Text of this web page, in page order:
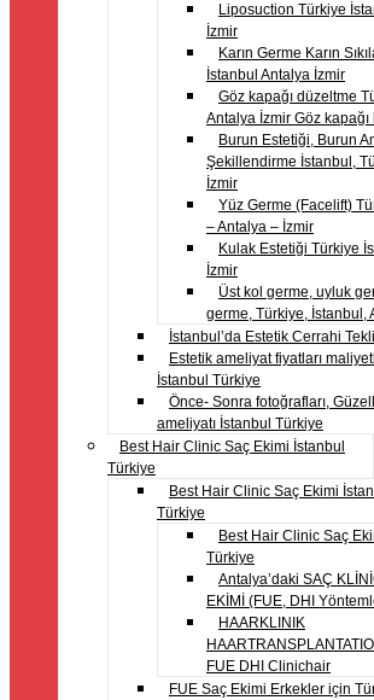
Liposuction Türkiye
İzmir
Karın Germe Karın
İstanbul Antalya İzmir
Göz kapağı düzeltme
Antalya İzmir Göz kapağı
Burun Estetiği, Burun
Şekillendirme İstanbul,
İzmir
Yüz Germe (Facelift)
– Antalya – İzmir
Kulak Estetiği Türkiye
İzmir
Üst kol germe, uyluk
germe, Türkiye, İstanbul,
İstanbul’da Estetik Cerrahi
Estetik ameliyat fiyatları
İstanbul Türkiye
Önce- Sonra fotoğrafları,
ameliyatı İstanbul Türkiye
Best Hair Clinic Saç Ekimi İstanbul
Türkiye
Best Hair Clinic Saç Ekimi
Türkiye
Best Hair Clinic Saç
Türkiye
Antalya’daki SAÇ
EKİMİ (FUE, DHI
HAARKLINIK
FUE DHI Clinichair
FUE Saç Ekimi Erkekler için